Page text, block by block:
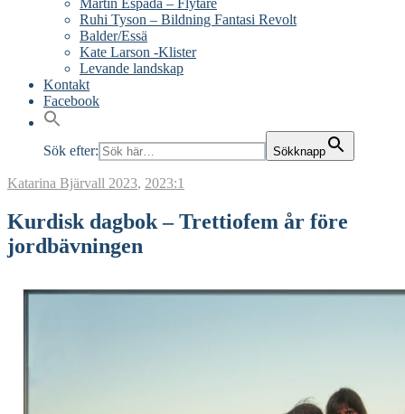
Martín Espada – Flytare
Ruhi Tyson – Bildning Fantasi Revolt
Balder/Essä
Kate Larson -Klister
Levande landskap
Kontakt
Facebook
Sök efter: Sökknapp
Katarina Bjärvall 2023, 2023:1
Kurdisk dagbok – Trettiofem år före
jordbävningen